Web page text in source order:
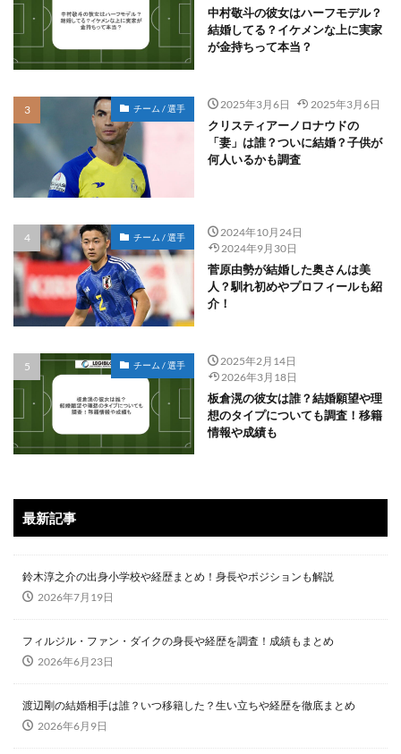
中村敬斗の彼女はハーフモデル？
結婚してる？イケメンな上に実家
が金持ちって本当？
チーム / 選手 2025年3月6日 2025年3月6日
クリスティアーノロナウドの
「妻」は誰？ついに結婚？子供が
何人いるかも調査
チーム / 選手
2024年10月24日
2024年9月30日
菅原由勢が結婚した奥さんは美
人？馴れ初めやプロフィールも紹
介！
チーム / 選手
2025年2月14日
2026年3月18日
板倉滉の彼女は誰？結婚願望や理
想のタイプについても調査！移籍
情報や成績も
最新記事
鈴木淳之介の出身小学校や経歴まとめ！身長やポジションも解説
2026年7月19日
フィルジル・ファン・ダイクの身長や経歴を調査！成績もまとめ
2026年6月23日
渡辺剛の結婚相手は誰？いつ移籍した？生い立ちや経歴を徹底まとめ
2026年6月9日